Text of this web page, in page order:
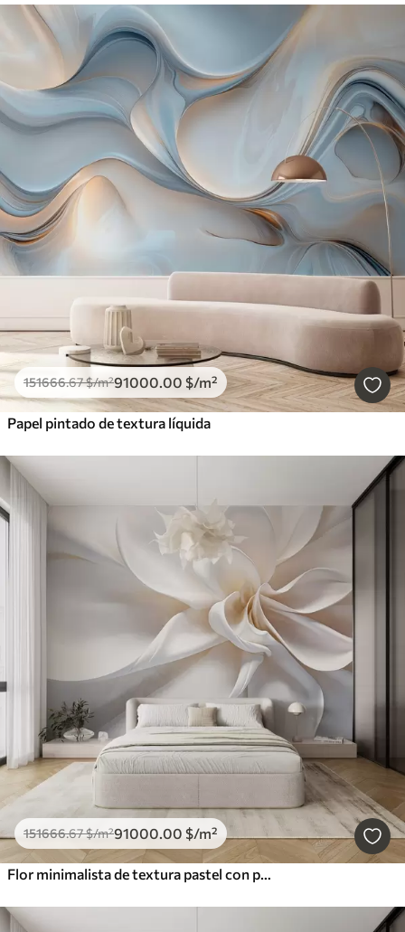
151666.67$/m²91000.00 $/m²
Papel pintado de textura líquida
151666.67$/m²91000.00 $/m²
Flor minimalista de textura pastel con pétalos suaves, ligera y aireada, sobre fondo blanco